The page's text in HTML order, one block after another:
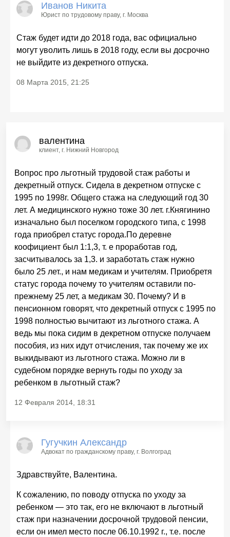
Иванов Никита
Юрист по трудовому праву, г. Москва
Стаж будет идти до 2018 года, вас официально
могут уволить лишь в 2018 году, если вы досрочно
не выйдите из декретного отпуска.
08 Марта 2015, 21:25
валентина
клиент, г. Нижний Новгород
Вопрос про льготный трудовой стаж работы и
декретный отпуск. Сидела в декретном отпуске с
1995 по 1998г. Общего стажа на следующий год 30
лет. А медицинского нужно тоже 30 лет. г.Княгинино
изначально был поселком городского типа, с 1998
года приобрел статус города.По деревне
коофициент был 1:1,3, т. е проработав год,
засчитывалось за 1,3. и заработать стаж нужно
было 25 лет., и нам медикам и учителям. Приобретя
статус города почему то учителям оставили по-
прежнему 25 лет, а медикам 30. Почему? И в
пенсионном говорят, что декретный отпуск с 1995 по
1998 полностью вычитают из льготного стажа. А
ведь мы пока сидим в декретном отпуске получаем
пособия, из них идут отчисления, так почему же их
выкидывают из льготного стажа. Можно ли в
судебном порядке вернуть годы по уходу за
ребенком в льготный стаж?
12 Февраля 2014, 18:31
Гугучкин Александр
Адвокат по гражданскому праву, г. Волгоград
Здравствуйте, Валентина.
К сожалению, по поводу отпуска по уходу за
ребенком — это так, его не включают в льготный
стаж при назначении досрочной трудовой пенсии,
если он имел место после 06.10.1992 г., т.е. после